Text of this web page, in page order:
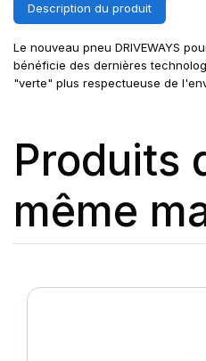
Description du produit
Le nouveau pneu DRIVEWAYS
bénéficie des dernières
"verte" plus respectueuse de
Produits
même